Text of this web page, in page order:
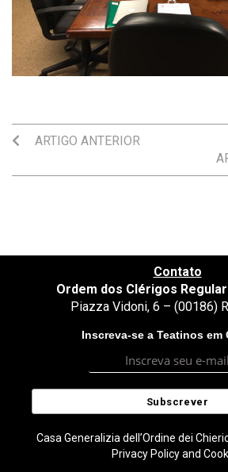
ARTIGO ANTERIOR
Contato
Ordem dos Clérigos
Piazza Vidoni, 6 – (00186)
Inscreva-se a Teatinos em
Casa Generalizia dell’Ordine dei
Privacy Policy and